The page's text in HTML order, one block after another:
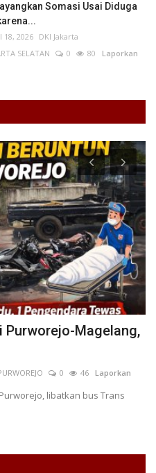
Somasi Usai Diduga
18, 2026 DKI Jakarta
SELATAN
0 80 Laporkan
Purworejo-Magelang,
0 46 Laporkan
libatkan bus Trans